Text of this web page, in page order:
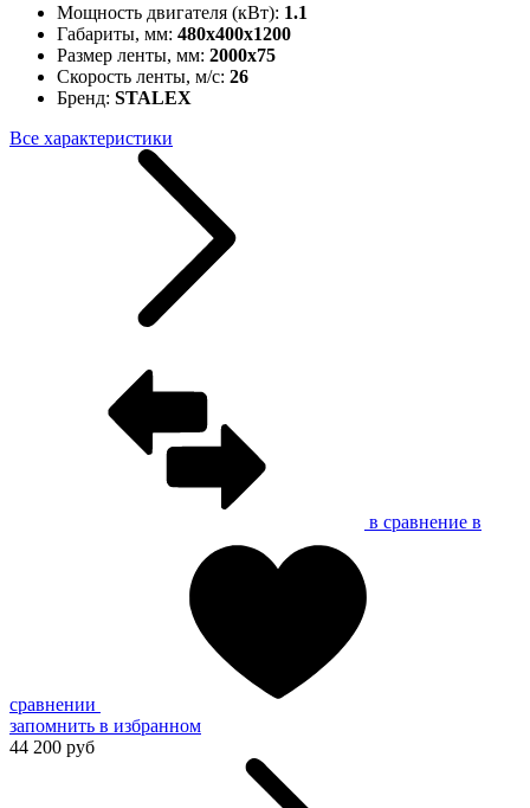
Мощность двигателя (кВт): 1.1
Габариты, мм: 480х400х1200
Размер ленты, мм: 2000х75
Скорость ленты, м/c: 26
Бренд: STALEX
Все характеристики
в сравнение в
сравнении
запомнить в избранном
44 200 руб